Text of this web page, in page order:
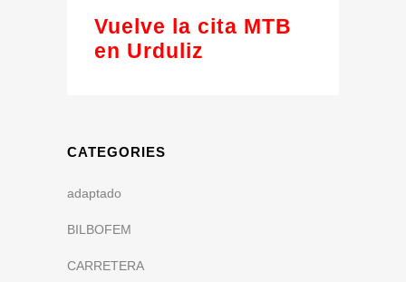
Vuelve la cita MTB
en Urduliz
CATEGORIES
adaptado
BILBOFEM
CARRETERA